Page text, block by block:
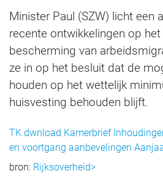
Minister Paul (SZW) licht een
recente ontwikkelingen op
bescherming van
ze in op het besluit dat de
houden op het wettelijk
huisvesting behouden blijft.
TK dwnload Kamerbrief
en voortgang aanbevelingen
bron: Rijksoverheid>